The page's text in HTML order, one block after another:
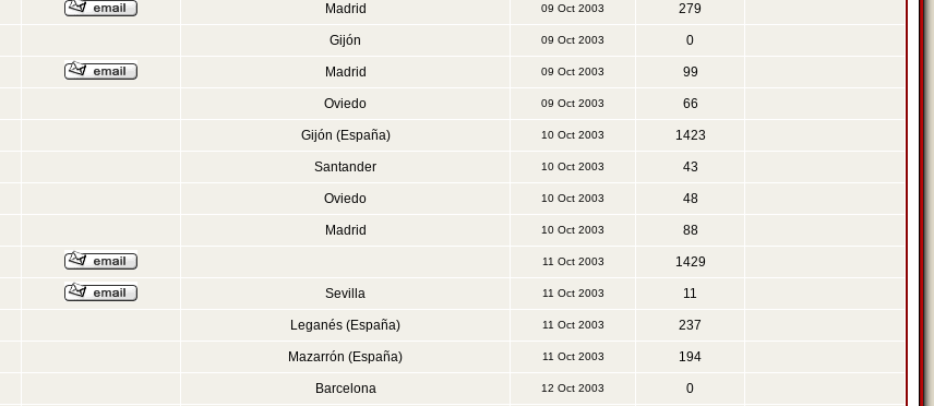
Madrid 09 Oct 2003 279
Gijón 09 Oct 2003 0
Madrid 09 Oct 2003 99
Oviedo 09 Oct 2003 66
Gijón (España) 10 Oct 2003 1423
Santander 10 Oct 2003 43
Oviedo 10 Oct 2003 48
Madrid 10 Oct 2003 88
11 Oct 2003 1429
Sevilla 11 Oct 2003 11
Leganés (España) 11 Oct 2003 237
Mazarrón (España) 11 Oct 2003 194
Barcelona 12 Oct 2003 0